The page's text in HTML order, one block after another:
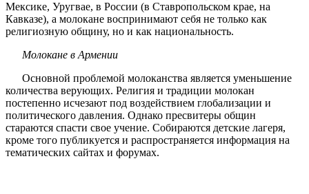
Мексике, Уругвае, в России (в Ставропольском крае, на
Кавказе), а молокане воспринимают себя не только как
религиозную общину, но и как национальность.
Молокане в Армении
Основной проблемой молоканства является уменьшение
количества верующих. Религия и традиции молокан
постепенно исчезают под воздействием глобализации и
политического давления. Однако пресвитеры общин
стараются спасти свое учение. Собираются детские лагеря,
кроме того публикуется и распространяется информация на
тематических сайтах и форумах.